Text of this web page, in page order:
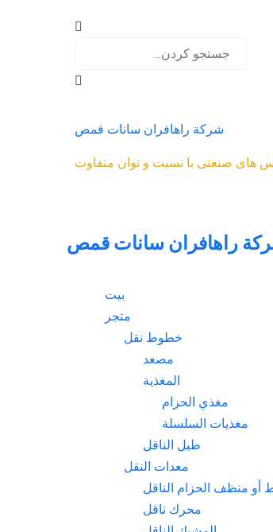
شركة راهافران سانات قمص​
های صنعتی با نسبت و توان متفاوت
راهافران سانات قمص​
بيت
متجر
خطوط نقل
مصعد
المغذية
مغذي الحزام
مغذيات السلسلة
طبل الناقل
معدات النقل
أو منظف الحزام الناقل
محرك ناقل